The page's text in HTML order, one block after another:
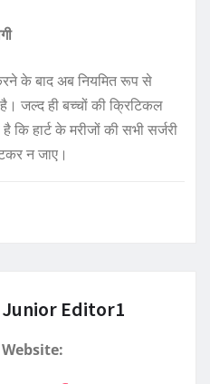
के बाद अब नियमित रूप से
है। जल्द ही बच्चों की क्रिटिकल
है कि हार्ट के मरीजों की सभी सर्जरी
न जाए।
Junior Editor1
Website: